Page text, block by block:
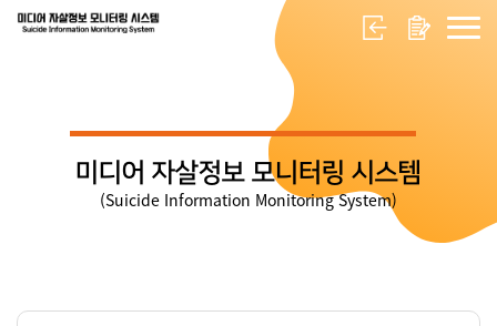
미디어 자살정보 모니터링 시스템
(Suicide Information Monitoring System)